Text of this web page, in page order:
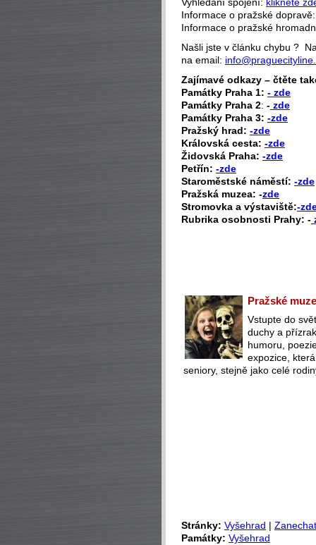
Informace o pražské
Informace o pražské
Našli jste v článku chybu ?
na email:
Zajímavé odkazy – čtěte
Památky Praha 1: - zde
Památky Praha 2: - zde
Památky Praha 3: -zde
Pražský hrad: -zde
Královská cesta: -zde
Židovská Praha: -zde
Petřín: -zde
Staroměstské náměstí: -zde
Pražská muzea: -zde
Stromovka a výstaviště:-
Rubrika osobnosti Prahy: -
Pražské
Vstupte do
duchy a
humoru,
expozice,
seniory, stejně jako celé
Stránky: Vyšehrad |
Památky: Vyšehrad